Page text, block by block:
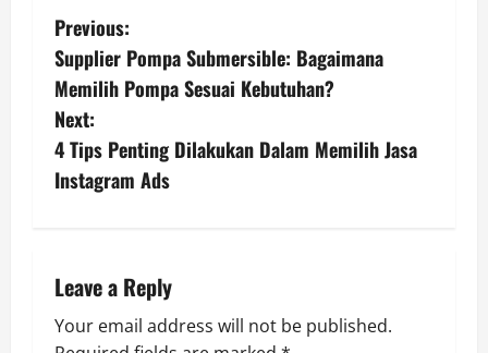
P
o
s
t
v
Previous:
Supplier Pompa Submersible: Bagaimana
Memilih Pompa Sesuai Kebutuhan?
Next:
4 Tips Penting Dilakukan Dalam Memilih Jasa
Instagram Ads
Leave a Reply
Your email address will not be published.